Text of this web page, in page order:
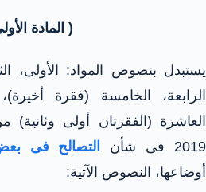
( المادة
يستبدل بنصوص المواد: الأولى،
الرابعة، الخامسة (فقرة
2019 فى شأن
التصالح فى
أوضاعها، النصوص الآتية: